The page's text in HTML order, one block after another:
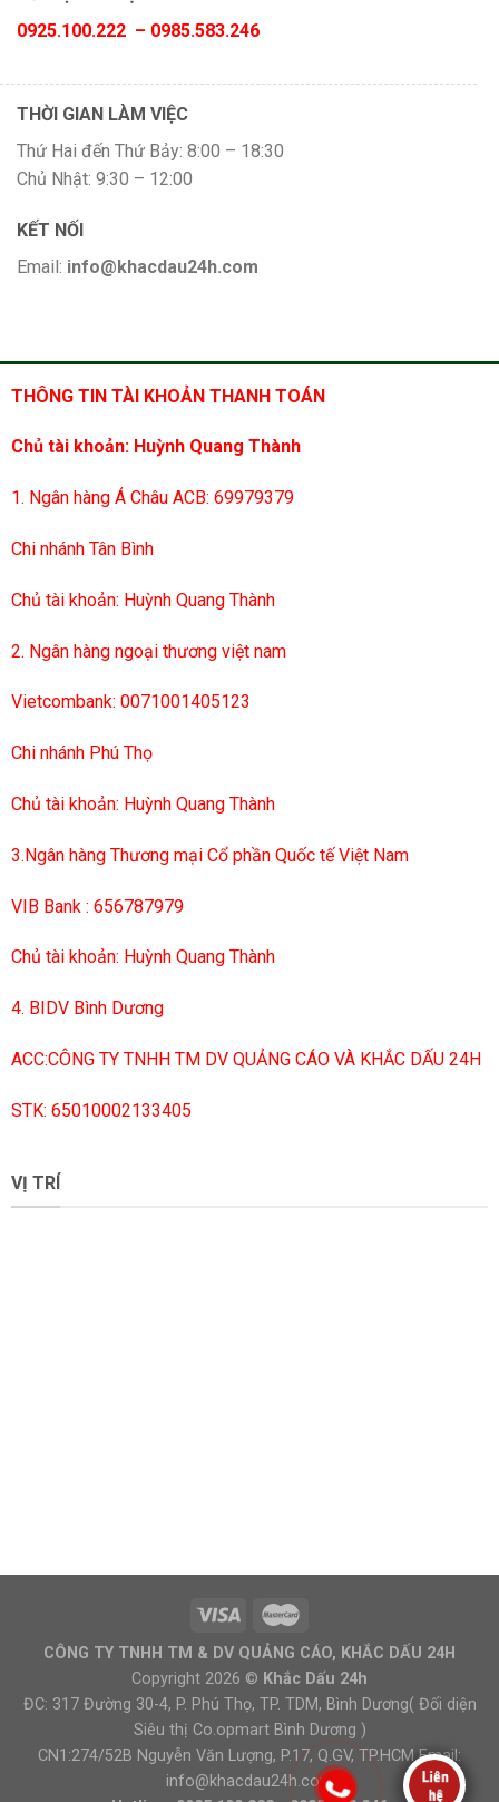
0925.100.222 – 0985.583.246
THỜI GIAN LÀM VIỆC
Thứ Hai đến Thứ Bảy: 8:00 – 18:30
Chủ Nhật: 9:30 – 12:00
KẾT NỐI
Email: info@khacdau24h.com
THÔNG TIN TÀI KHOẢN THANH TOÁN
Chủ tài khoản: Huỳnh Quang Thành
1. Ngân hàng Á Châu ACB: 69979379
Chi nhánh Tân Bình
Chủ tài khoản: Huỳnh Quang Thành
2. Ngân hàng ngoại thương việt nam
Vietcombank: 0071001405123
Chi nhánh Phú Thọ
Chủ tài khoản: Huỳnh Quang Thành
3.Ngân hàng Thương mại Cổ phần Quốc tế Việt Nam
VIB Bank : 656787979
Chủ tài khoản: Huỳnh Quang Thành
4. BIDV Bình Dương
ACC:CÔNG TY TNHH TM DV QUẢNG CÁO VÀ KHẮC DẤU 24H
STK: 65010002133405
VỊ TRÍ
CÔNG TY TNHH TM & DV QUẢNG CÁO, KHẮC DẤU 24H
Copyright 2026 © Khắc Dấu 24h
ĐC: 317 Đường 30-4, P. Phú Thọ, TP. TDM, Bình Dương( Đối diện
Siêu thị Co.opmart Bình Dương )
CN1:274/52B Nguyễn Văn Lượng, P.17, Q.GV, TP.HCM Email:
info@khacdau24h.com